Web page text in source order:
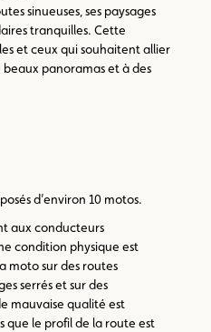
sinueuses, ses paysages
tranquilles. Cette
et ceux qui souhaitent allier
panoramas et à des
d’environ 10 motos.
aux conducteurs
condition physique est
moto sur des routes
serrés et sur des
mauvaise qualité est
que le profil de la route est